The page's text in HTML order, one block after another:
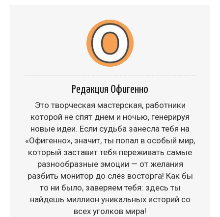
Редакция Офигенно
Это творческая мастерская, работники
которой не спят днем и ночью, генерируя
новые идеи. Если судьба занесла тебя на
«Офигенно», значит, ты попал в особый мир,
который заставит тебя переживать самые
разнообразные эмоции — от желания
разбить монитор до слёз восторга! Как бы
то ни было, заверяем тебя: здесь ты
найдешь миллион уникальных историй со
всех уголков мира!